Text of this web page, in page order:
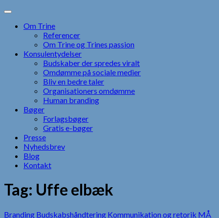
Skip
contentOm Trine
Referencer
Om Trine og Trines passion
Konsulentydelser
Budskaber der spredes viralt
Omdømme på sociale medier
Bliv en bedre taler
Organisationers omdømme
Human branding
Bøger
Forlagsbøger
Gratis e-bøger
Presse
Nyhedsbrev
Blog
Kontakt
Tag: Uffe elbæk
Branding Budskabshåndtering Kommunikation og retorik MÅ